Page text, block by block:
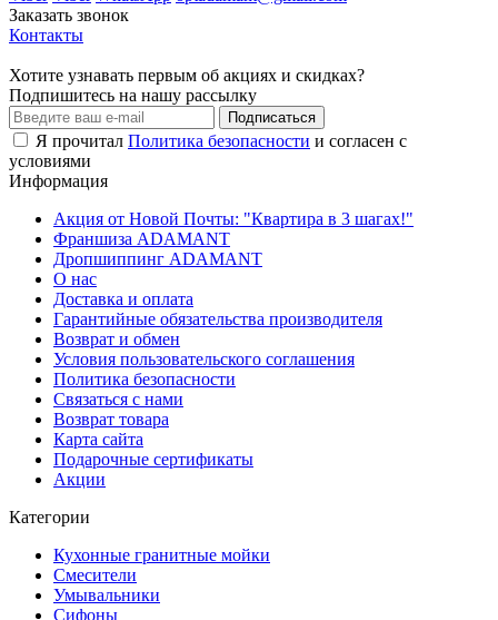
Заказать звонок
Контакты
Хотите узнавать первым об акциях и скидках?
Подпишитесь на нашу рассылку
Подписаться
Я прочитал Политика безопасности и согласен с
условиями
Информация
Акция от Новой Почты: "Квартира в 3 шагах!"
Франшиза ADAMANT
Дропшиппинг ADAMANT
О нас
Доставка и оплата
Гарантийные обязательства производителя
Возврат и обмен
Условия пользовательского соглашения
Политика безопасности
Связаться с нами
Возврат товара
Карта сайта
Подарочные сертификаты
Акции
Категории
Кухонные гранитные мойки
Смесители
Умывальники
Сифоны